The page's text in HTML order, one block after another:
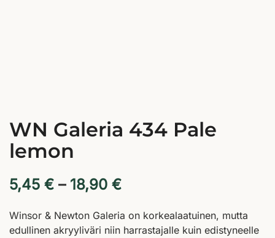
WN Galeria 434 Pale
lemon
5,45 € – 18,90 €
Winsor & Newton Galeria on korkealaatuinen, mutta
edullinen akryyliväri niin harrastajalle kuin edistyneelle